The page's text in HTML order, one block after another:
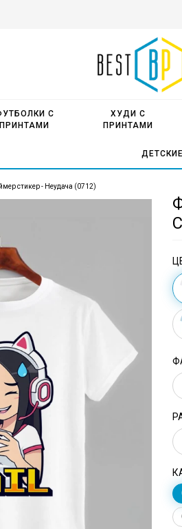
С
ПРИНТАМИ
ХУДИ С
ПРИНТАМИ
ДЕТСКИЕ
стикер - Неудача (0712)